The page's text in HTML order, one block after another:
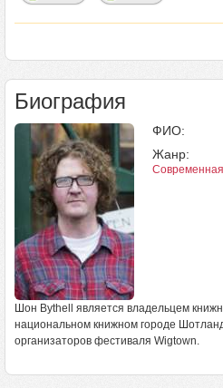
Биография
ФИО:
Жанр:
Шон Bythell является владельцем
национальном книжном городе
организаторов фестиваля Wigtown.